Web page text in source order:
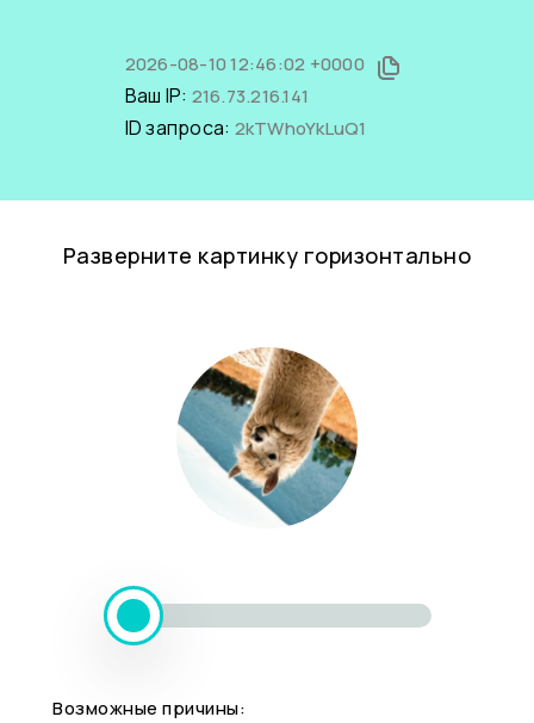
2026-08-10 12:46:02 +0000
Ваш IP: 216.73.216.141
ID запроса: 2kTWhoYkLuQ1
Разверните картинку горизонтально
Возможные причины: